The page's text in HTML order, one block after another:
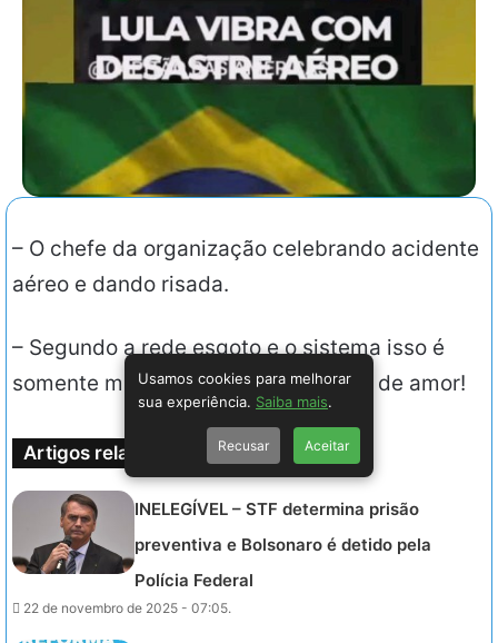
– O chefe da organização celebrando acidente
aéreo e dando risada.
– Segundo a rede esgoto e o sistema isso é
somente mais uma expressão diária de amor!
Artigos relacionados
INELEGÍVEL – STF determina prisão
preventiva e Bolsonaro é detido pela
Polícia Federal
22 de novembro de 2025 - 07:05.
Usamos cookies para melhorar
sua experiência. Saiba mais.
Recusar Aceitar